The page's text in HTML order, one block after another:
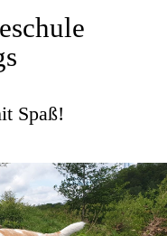
Spaß!